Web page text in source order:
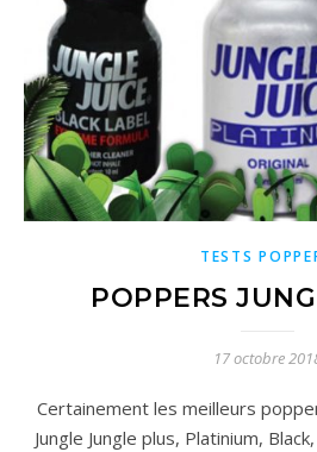
TESTS
POPPERS
17 octobre
Certainement les meilleurs poppers au monde. Poppers
Jungle Jungle plus, Platinium,